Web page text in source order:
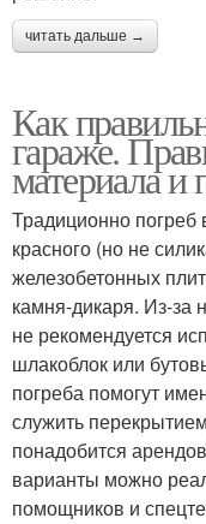
читать дальше →
Как
гараже.
материала и
Традиционно погреб
красного (но не
железобетонных
камня-дикаря. Из-за
не рекомендуется
шлакоблок или
погреба помогут
служить
понадобится
варианты можно
помощников и